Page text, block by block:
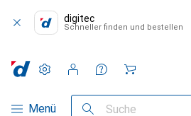
digitec
Schneller finden und bestellen
Navigation nach Kategorien
Menü Suche
Einstellungen
Kundenkonto
Vergleichslisten
Merklisten
Warenkorb